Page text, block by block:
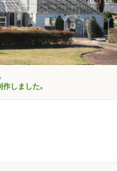
しました。